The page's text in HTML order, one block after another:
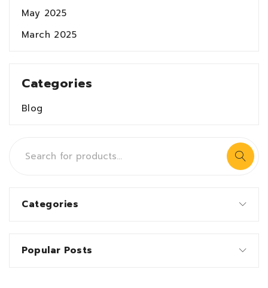
May 2025
March 2025
Categories
Blog
Categories
Popular Posts